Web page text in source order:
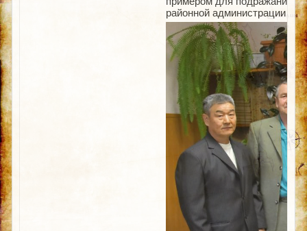
районной администрации